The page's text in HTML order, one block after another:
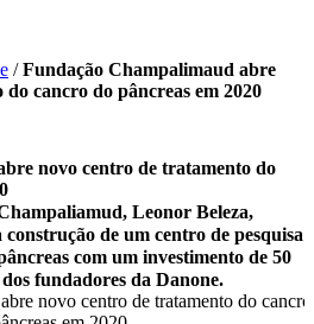
/Fundação Champalimaud abre
cancro do pâncreas em 2020
novo centro de tratamento do
Leonor Beleza,
de um centro de pesquisa
com um investimento de 50
fundadores da Danone.